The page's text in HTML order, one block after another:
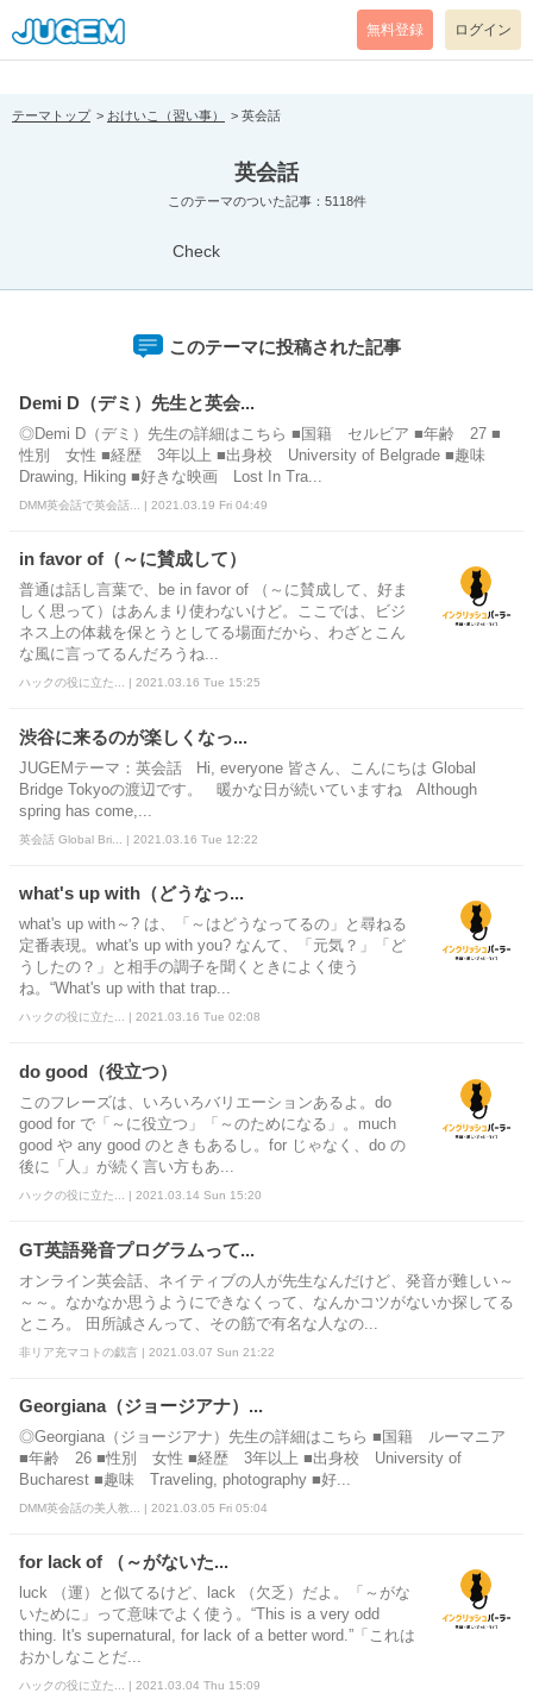
[pear_error: message="Success" code=0 mode=return level=notice
prefix="" info=""]
無料登録 ログイン
テーマトップ おけいこ（習い事） 英会話
英会話
このテーマのついた記事：5118件
Check
このテーマに投稿された記事
Demi D（デミ）先生と英会...
◎Demi D（デミ）先生の詳細はこちら ■国籍 セルビア ■年齢 27 ■
性別 女性 ■経歴 3年以上 ■出身校 University of Belgrade ■趣味
Drawing, Hiking ■好きな映画 Lost In Tra...
DMM英会話で英会話... | 2021.03.19 Fri 04:49
in favor of（～に賛成して）
普通は話し言葉で、be in favor of （～に賛成して、好ま
しく思って）はあんまり使わないけど。ここでは、ビジ
ネス上の体裁を保とうとしてる場面だから、わざとこん
な風に言ってるんだろうね...
ハックの役に立た... | 2021.03.16 Tue 15:25
渋谷に来るのが楽しくなっ...
JUGEMテーマ：英会話 Hi, everyone 皆さん、こんにちは Global
Bridge Tokyoの渡辺です。 暖かな日が続いていますね Although
spring has come,...
英会話 Global Bri... | 2021.03.16 Tue 12:22
what's up with（どうなっ...
what's up with～? は、「～はどうなってるの」と尋ねる
定番表現。what's up with you? なんて、「元気？」「ど
うしたの？」と相手の調子を聞くときによく使う
ね。“What's up with that trap...
ハックの役に立た... | 2021.03.16 Tue 02:08
do good（役立つ）
このフレーズは、いろいろバリエーションあるよ。do
good for で「～に役立つ」「～のためになる」。much
good や any good のときもあるし。for じゃなく、do の
後に「人」が続く言い方もあ...
ハックの役に立た... | 2021.03.14 Sun 15:20
GT英語発音プログラムって...
オンライン英会話、ネイティブの人が先生なんだけど、発音が難しい～
～～。なかなか思うようにできなくって、なんかコツがないか探してる
ところ。 田所誠さんって、その筋で有名な人なの...
非リア充マコトの戯言 | 2021.03.07 Sun 21:22
Georgiana（ジョージアナ）...
◎Georgiana（ジョージアナ）先生の詳細はこちら ■国籍 ルーマニア
■年齢 26 ■性別 女性 ■経歴 3年以上 ■出身校 University of
Bucharest ■趣味 Traveling, photography ■好...
DMM英会話の美人教... | 2021.03.05 Fri 05:04
for lack of （～がないた...
luck （運）と似てるけど、lack （欠乏）だよ。「～がな
いために」って意味でよく使う。“This is a very odd
thing. It's supernatural, for lack of a better word.”「これは
おかしなことだ...
ハックの役に立た... | 2021.03.04 Thu 15:09